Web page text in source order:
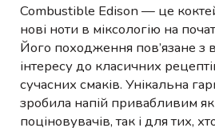
Combustible Edison — це
нові ноти в міксологію на
Його походження пов’язане з
інтересу до класичних
сучасних смаків. Унікальна
зробила напій привабливим
поціновувачів, так і для тих,